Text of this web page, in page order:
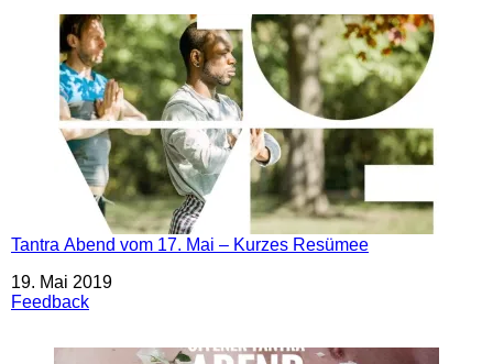
Tantra Abend vom 17. Mai – Kurzes Resümee
Datum
19. Mai 2019
In Bezug auf
Feedback